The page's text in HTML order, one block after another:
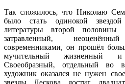
Так сложилось, что Николаю
было стать одинокой
литературы второй
затравленный,
современниками, он прошёл
мучительный жизненный
Своеобразный, отдельный во
художник оказался не нужен
звезды Лескова достиг